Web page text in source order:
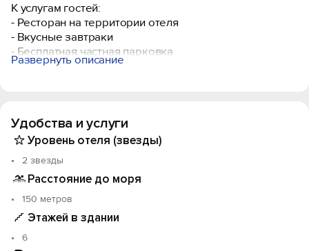
К услугам гостей:
- Ресторан на территории отеля
- Вкусные завтраки
- Бесплатная частная парковка
- Круглосуточная стойка регистрации
путешествовать по Дагестану.
Объект прошёл классификацию. Номер реестровой
записи: С052024005355.
Развернуть описание
Удобства и услуги
Уровень отеля (звезды)
2 звезды
Расстояние до моря
150 метров
Этажей в здании
6